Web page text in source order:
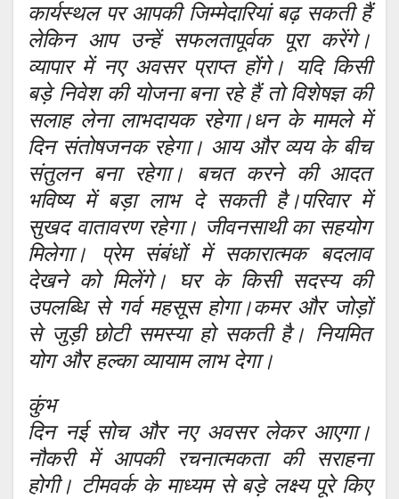
कार्यस्थल पर आपकी जिम्मेदारियां बढ़ सकती हैं
लेकिन आप उन्हें सफलतापूर्वक पूरा करेंगे।
व्यापार में नए अवसर प्राप्त होंगे। यदि किसी
बड़े निवेश की योजना बना रहे हैं तो विशेषज्ञ की
सलाह लेना लाभदायक रहेगा।धन के मामले में
दिन संतोषजनक रहेगा। आय और व्यय के बीच
संतुलन बना रहेगा। बचत करने की आदत
भविष्य में बड़ा लाभ दे सकती है।परिवार में
सुखद वातावरण रहेगा। जीवनसाथी का सहयोग
मिलेगा। प्रेम संबंधों में सकारात्मक बदलाव
देखने को मिलेंगे। घर के किसी सदस्य की
उपलब्धि से गर्व महसूस होगा।कमर और जोड़ों
से जुड़ी छोटी समस्या हो सकती है। नियमित
योग और हल्का व्यायाम लाभ देगा।
कुंभ
दिन नई सोच और नए अवसर लेकर आएगा।
नौकरी में आपकी रचनात्मकता की सराहना
होगी। टीमवर्क के माध्यम से बड़े लक्ष्य पूरे किए